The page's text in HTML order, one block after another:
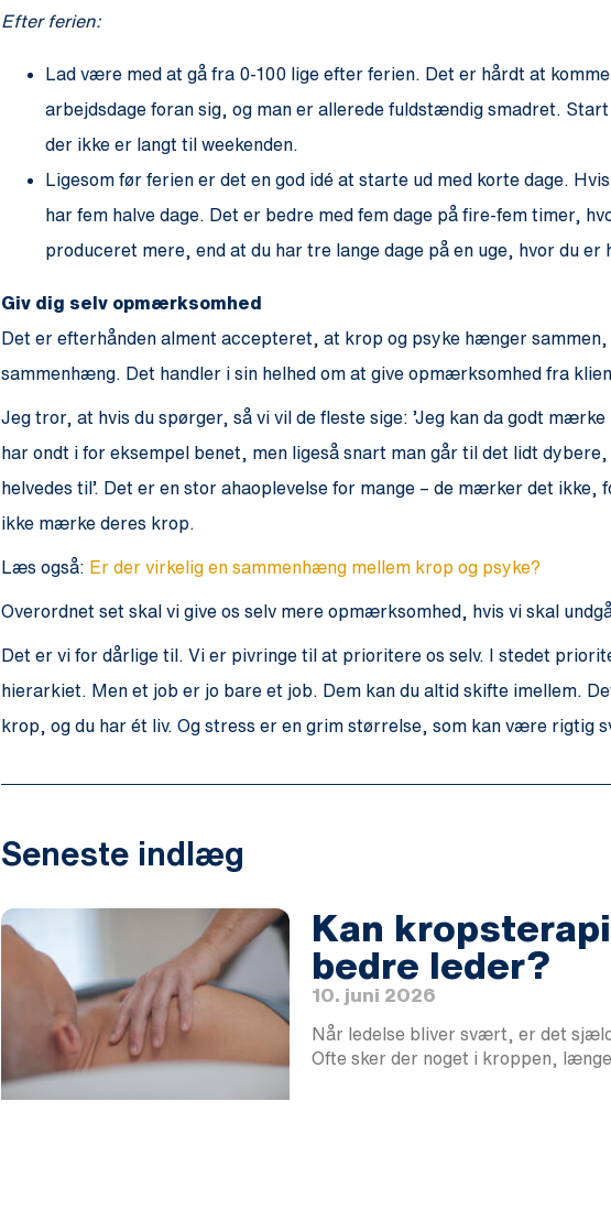
Efter ferien:
Lad være med at gå fra 0-100 lige efter ferien. Det er hårdt at
arbejdsdage foran sig, og man er allerede fuldstændig smadret.
der ikke er langt til weekenden.
Ligesom før ferien er det en god idé at starte ud med korte dage.
har fem halve dage. Det er bedre med fem dage på fire-fem timer,
produceret mere, end at du har tre lange dage på en uge, hvor du
Giv dig selv opmærksomhed
Det er efterhånden alment accepteret, at krop og psyke hænger
sammenhæng. Det handler i sin helhed om at give opmærksomhed fra
Jeg tror, at hvis du spørger, så vi vil de fleste sige: ’Jeg kan da godt
har ondt i for eksempel benet, men ligeså snart man går til det lidt
helvedes til’. Det er en stor ahaoplevelse for mange – de mærker det ikke,
ikke mærke deres krop.
Læs også: Er der virkelig en sammenhæng mellem krop og psyke?
Overordnet set skal vi give os selv mere opmærksomhed, hvis vi skal
Det er vi for dårlige til. Vi er pivringe til at prioritere os selv. I stedet
hierarkiet. Men et job er jo bare et job. Dem kan du altid skifte imellem.
krop, og du har ét liv. Og stress er en grim størrelse, som kan være rigtig
Seneste indlæg
Kan
bedre leder?
10. juni 2026
Når ledelse bliver svært, er det
Ofte sker der noget i kroppen,